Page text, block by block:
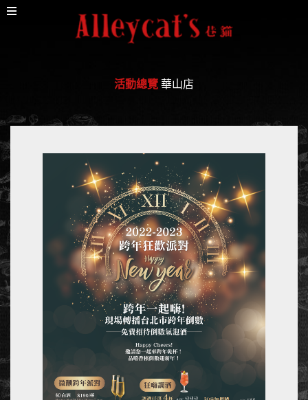
活動總覽 華山店